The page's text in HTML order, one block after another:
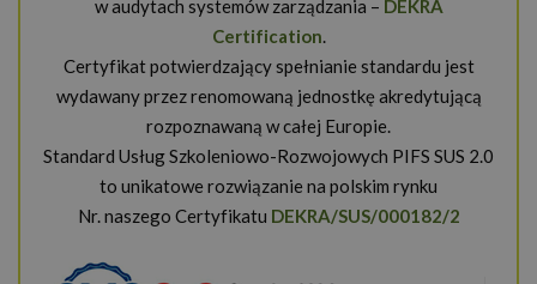
w audytach systemów zarządzania – DEKRA
Certification.
Certyfikat potwierdzający spełnianie standardu jest
wydawany przez renomowaną jednostkę akredytującą
rozpoznawaną w całej Europie.
Standard Usług Szkoleniowo-Rozwojowych PIFS SUS 2.0
to unikatowe rozwiązanie na polskim rynku
Nr. naszego Certyfikatu DEKRA/SUS/000182/2